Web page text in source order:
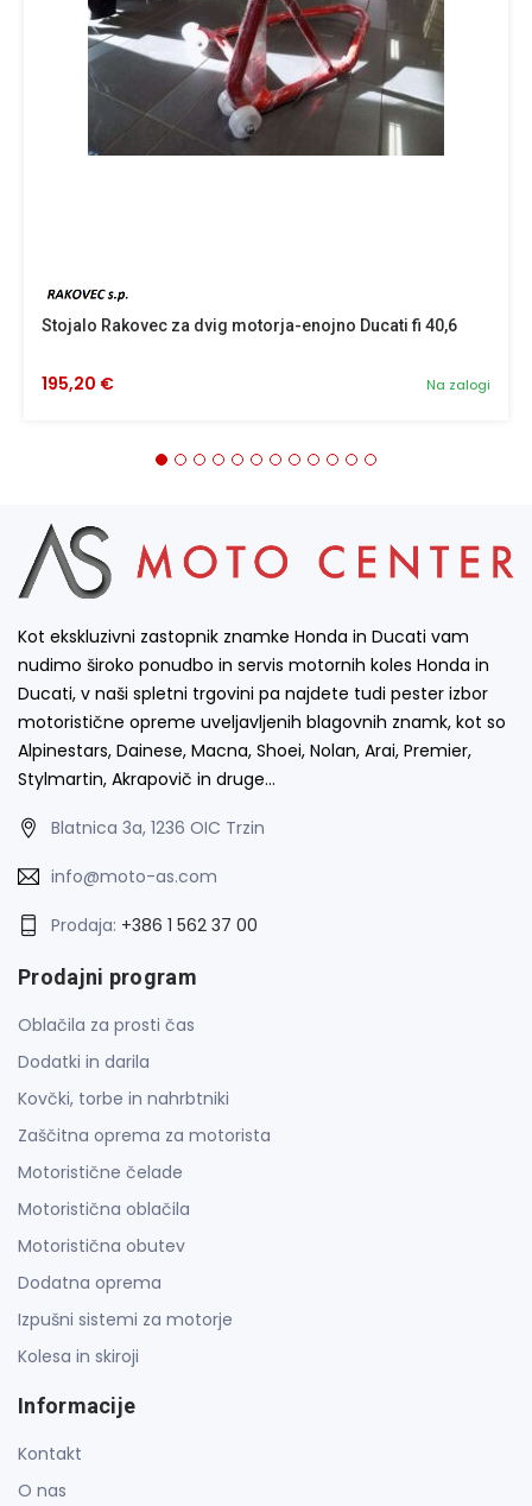
Stojalo Rakovec za dvig motorja-enojno Ducati fi 40,6
Na zalogi
195,20 €
Kot ekskluzivni zastopnik znamke Honda in Ducati vam
nudimo široko ponudbo in servis motornih koles Honda in
Ducati, v naši spletni trgovini pa najdete tudi pester izbor
motoristične opreme uveljavljenih blagovnih znamk, kot so
Alpinestars, Dainese, Macna, Shoei, Nolan, Arai, Premier,
Stylmartin, Akrapovič in druge…
Blatnica 3a, 1236 OIC Trzin
info@moto-as.com
Prodaja: +386 1 562 37 00
Prodajni program
Oblačila za prosti čas
Dodatki in darila
Kovčki, torbe in nahrbtniki
Zaščitna oprema za motorista
Motoristične čelade
Motoristična oblačila
Motoristična obutev
Dodatna oprema
Izpušni sistemi za motorje
Kolesa in skiroji
Informacije
Kontakt
O nas